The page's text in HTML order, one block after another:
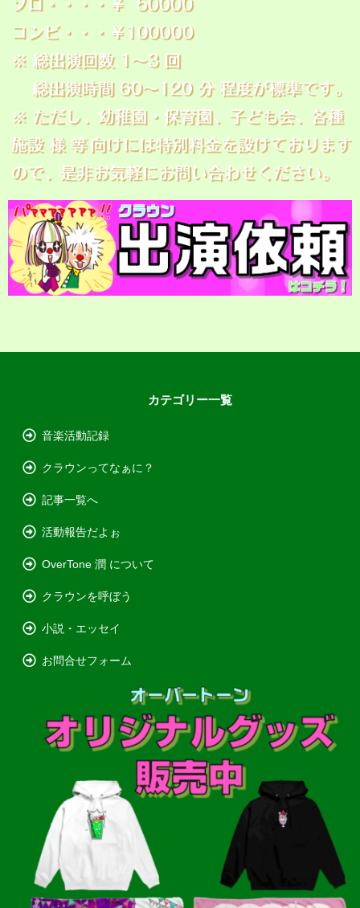
カテゴリー一覧
音楽活動記録
クラウンってなぁに？
記事一覧へ
活動報告だよぉ
OverTone 潤 について
クラウンを呼ぼう
小説・エッセイ
お問合せフォーム